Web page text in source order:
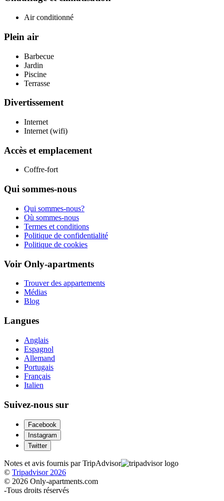
Air conditionné
Plein air
Barbecue
Jardin
Piscine
Terrasse
Divertissement
Internet
Internet (wifi)
Accès et emplacement
Coffre-fort
Qui sommes-nous
Qui sommes-nous?
Où sommes-nous
Termes et conditions
Politique de confidentialité
Politique de cookies
Voir Only-apartments
Trouver des appartements
Médias
Blog
Langues
Anglais
Espagnol
Allemand
Portugais
Français
Italien
Suivez-nous sur
Facebook
Instagram
Twitter
Notes et avis fournis par TripAdvisor
© Tripadvisor 2026
© 2026 Only-apartments.com
-Tous droits réservés